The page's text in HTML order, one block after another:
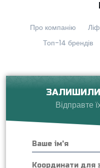
Про компанію
Топ-14 брендів
Відправте